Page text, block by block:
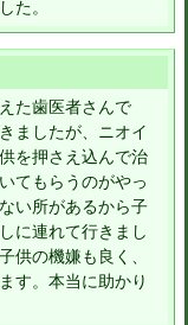
た。
た歯医者さんで
ましたが、ニオイ
を押さえ込んで治
てもらうのがやっ
い所があるから子
に連れて行きまし
供の機嫌も良く、
す。本当に助かり